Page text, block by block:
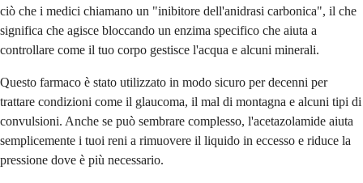
ciò che i medici chiamano un "inibitore dell'anidrasi carbonica", il che
significa che agisce bloccando un enzima specifico che aiuta a
controllare come il tuo corpo gestisce l'acqua e alcuni minerali.
Questo farmaco è stato utilizzato in modo sicuro per decenni per
trattare condizioni come il glaucoma, il mal di montagna e alcuni tipi di
convulsioni. Anche se può sembrare complesso, l'acetazolamide aiuta
semplicemente i tuoi reni a rimuovere il liquido in eccesso e riduce la
pressione dove è più necessario.